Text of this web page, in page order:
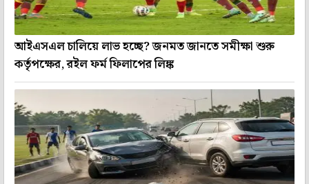
আইএসএল চালিয়ে লাভ হচ্ছে? জনমত জানতে সমীক্ষা শুরু
কর্তৃপক্ষের, রইল ফর্ম ফিলাপের লিঙ্ক